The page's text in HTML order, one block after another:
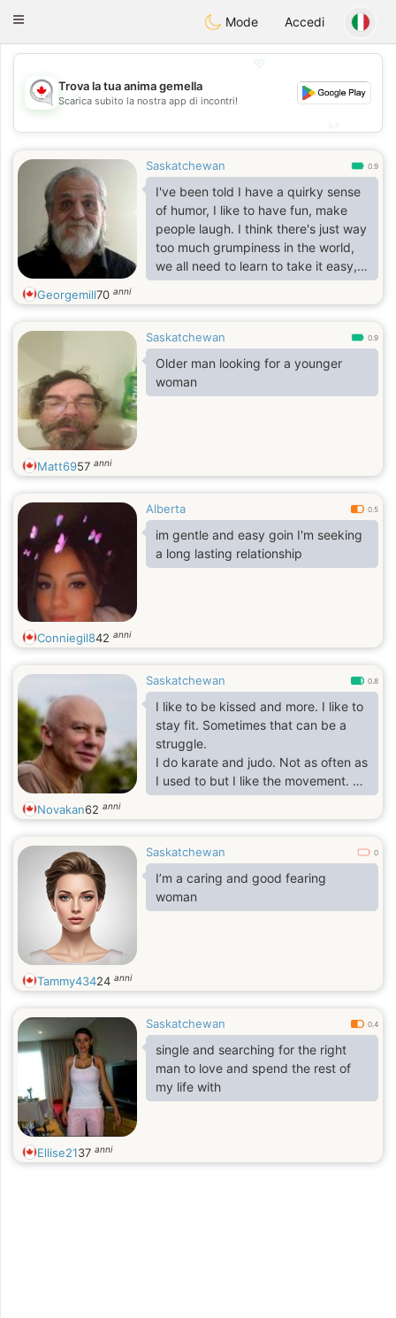
CANADIANchat
Toggle
Mode Accedi
💖
💕
Trova la tua anima gemella
Scarica subito la nostra app di incontri!
Saskatchewan 0.9
I've been told I have a quirky sense
of humor, I like to have fun, make
people laugh. I think there's just way
too much grumpiness in the world,
we all need to learn to take it easy,
and have some laughs along the
way. I'm 420 friendly and a non
Brew, not georgemill. English only
please.
Georgemill70 anni
Saskatchewan 0.9
Older man looking for a younger
woman
Matt6957 anni
Alberta 0.5
im gentle and easy goin I'm seeking
a long lasting relationship
Conniegil842 anni
Saskatchewan 0.8
I like to be kissed and more. I like to
stay fit. Sometimes that can be a
struggle.
I do karate and judo. Not as often as
I used to but I like the movement.
I swim and scuba dive and enjoy
spearfishing in some of the northern
I live in Crescent Acres not far from
Vickers School in Prince Albert.
I enjoy hunting and fishing, but lately
Novakan62 anni
Saskatchewan 0
I’m a caring and good fearing
woman
Tammy43424 anni
Saskatchewan 0.4
single and searching for the right
man to love and spend the rest of
my life with
Ellise2137 anni